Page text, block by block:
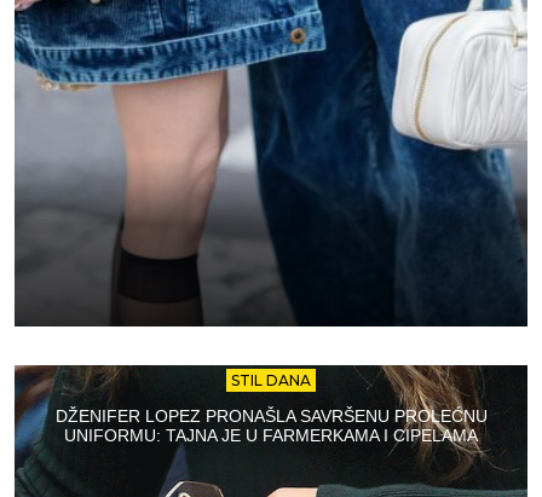
STIL DANA
DŽENIFER LOPEZ PRONAŠLA SAVRŠENU PROLEĆNU
UNIFORMU: TAJNA JE U FARMERKAMA I CIPELAMA